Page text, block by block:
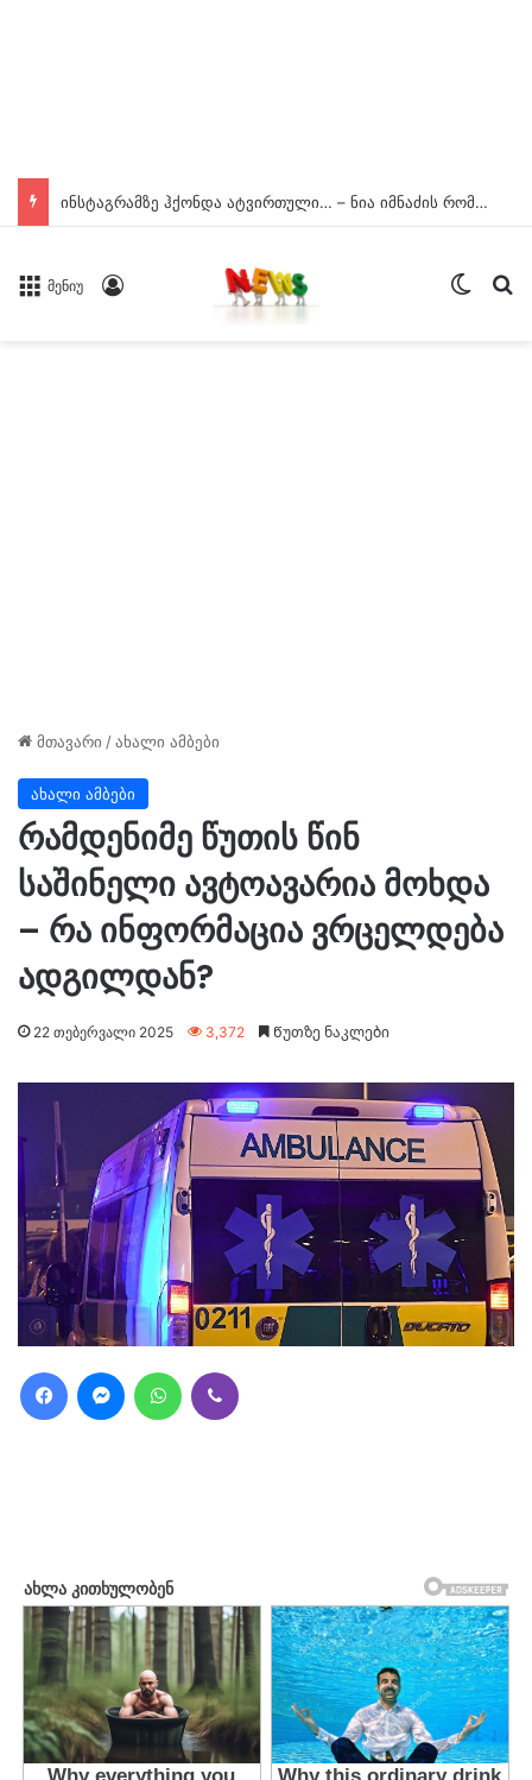
ინსტაგრამზე ჰქონდა ატვირთული… – ნია იმნაძის რომელ ფოტოზე საუბრობს გიგა ავალიანის დედა
მენიუ
მთავარი /ახალი ამბები
ახალი ამბები
რამდენიმე წუთის წინ
საშინელი ავტოავარია მოხდა
– რა ინფორმაცია ვრცელდება
ადგილდან?
22 თებერვალი 2025 3,372 Წუთზე ნაკლები
FacebookMessengerWhatsApp